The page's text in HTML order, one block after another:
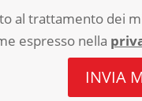
al trattamento dei
espresso nella
INVIA